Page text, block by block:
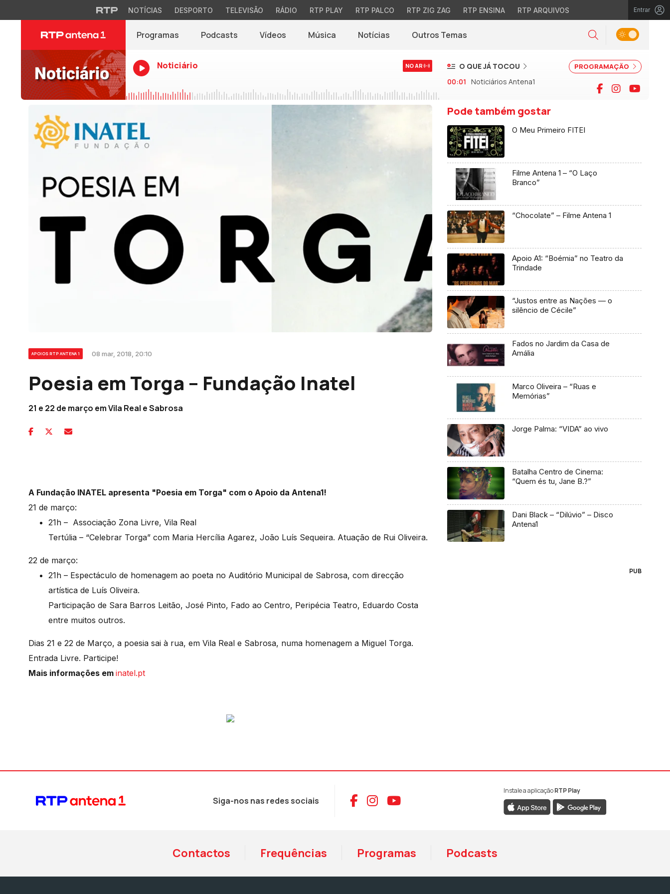
NOTÍCIAS DESPORTO TELEVISÃO RÁDIO RTP PLAY RTP PALCO RTP ZIG ZAG RTP ENSINA RTP ARQUIVOS Entrar
Programas Podcasts Vídeos Música Notícias(abre em nova janela)
Outros Temas Pesquisar
Alternar tema
Noticiário NO AR PROGRAMAÇÃO
O QUE JÁ TOCOU
00:01 Noticiários Antena1 Facebook
Instagram
APOIOS RTP ANTENA 1 08 mar, 2018, 20:10
Poesia em Torga – Fundação Inatel
21 e 22 de março em Vila Real e Sabrosa
A Fundação INATEL apresenta "Poesia em Torga" com o Apoio da Antena1!
21 de março:
21h – Associação Zona Livre, Vila Real
Tertúlia – “Celebrar Torga” com Maria Hercília Agarez, João Luís Sequeira. Atuação de Rui Oliveira.
22 de março:
21h – Espectáculo de homenagem ao poeta no Auditório Municipal de Sabrosa, com direcção
artística de Luís Oliveira.
Participação de Sara Barros Leitão, José Pinto, Fado ao Centro, Peripécia Teatro, Eduardo Costa
entre muitos outros.
Dias 21 e 22 de Março, a poesia sai à rua, em Vila Real e Sabrosa, numa homenagem a Miguel Torga.
Entrada Livre. Participe!
Mais informações em inatel.pt
Pode também gostar
O Meu Primeiro FITEI
Filme Antena 1 – “O Laço
Branco”
“Chocolate” – Filme Antena 1
Apoio A1: “Boémia” no Teatro da
Trindade
“Justos entre as Nações — o
silêncio de Cécile”
Fados no Jardim da Casa de
Amália
Marco Oliveira – “Ruas e
Memórias”
Jorge Palma: “VIDA” ao vivo
Batalha Centro de Cinema:
“Quem és tu, Jane B.?”
Dani Black – “Dilúvio” – Disco
Antena1
PUB
Siga-nos nas redes sociais Aceder ao Facebook da RTP Antena 1
Aceder ao Instagram da RTP Antena 1
Aceder ao YouTube da RTP Antena 1
Instale a aplicaçãoRTP Play
Contactos Frequências Programas Podcasts